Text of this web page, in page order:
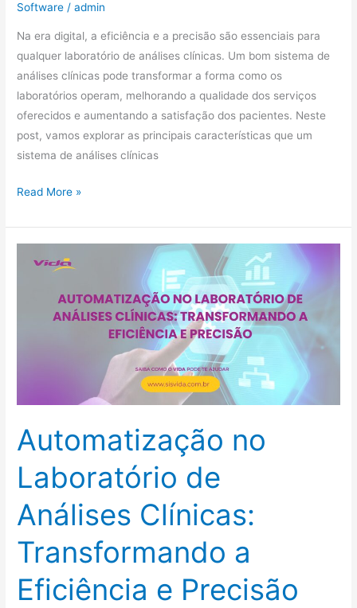
Software /admin
Na era digital, a eficiência e a precisão são essenciais para
qualquer laboratório de análises clínicas. Um bom sistema de
análises clínicas pode transformar a forma como os
laboratórios operam, melhorando a qualidade dos serviços
oferecidos e aumentando a satisfação dos pacientes. Neste
post, vamos explorar as principais características que um
sistema de análises clínicas
Read More »
Automatização no
Laboratório de
Análises Clínicas:
Transformando a
Eficiência e Precisão
Laboratório
Precisão